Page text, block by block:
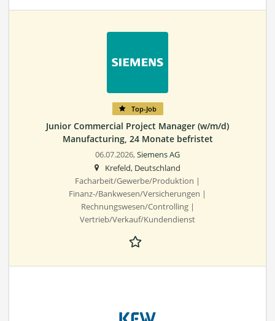
Top-Job
Junior Commercial Project Manager (w/m/d)
Manufacturing, 24 Monate befristet
06.07.2026,Siemens AG
Krefeld, Deutschland
Facharbeit/Gewerbe/Produktion |
Finanz-/Bankwesen/Versicherungen |
Rechnungswesen/Controlling |
Vertrieb/Verkauf/Kundendienst